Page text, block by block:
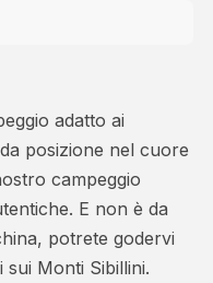
adatto ai
posizione nel cuore
campeggio
E non è da
potrete godervi
sui Monti Sibillini.